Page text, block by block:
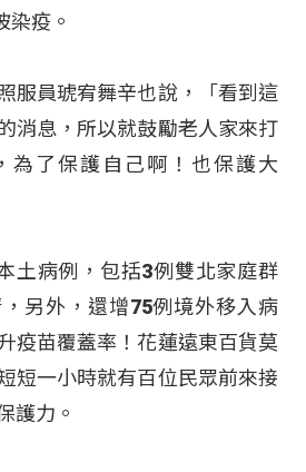
染疫。
服員琥宥舞辛也說，「看到這
消息，所以就鼓勵老人家來打
為了保護自己啊！也保護大
土病例，包括3例雙北家庭群
另外，還增75例境外移入病
疫苗覆蓋率！花蓮遠東百貨莫
短一小時就有百位民眾前來接
護力。